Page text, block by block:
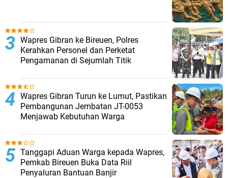
Wapres Gibran ke Bireuen, Polres
Kerahkan Personel dan Perketat
Pengamanan di Sejumlah Titik
Wapres Gibran Turun ke Lumut, Pastikan
Pembangunan Jembatan JT-0053
Menjawab Kebutuhan Warga
Tanggapi Aduan Warga kepada Wapres,
Pemkab Bireuen Buka Data Riil
Penyaluran Bantuan Banjir